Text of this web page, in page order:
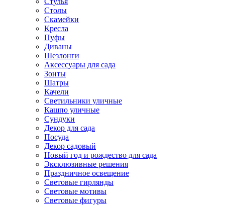
Столы
Скамейки
Кресла
Пуфы
Диваны
Шезлонги
Аксессуары для сада
Зонты
Шатры
Качели
Cветильники уличные
Кашпо уличные
Сундуки
Декор для сада
Посуда
Декор садовый
Новый год и рождество для сада
Эксклюзивные решения
Праздничное освещение
Световые гирлянды
Световые мотивы
Световые фигуры